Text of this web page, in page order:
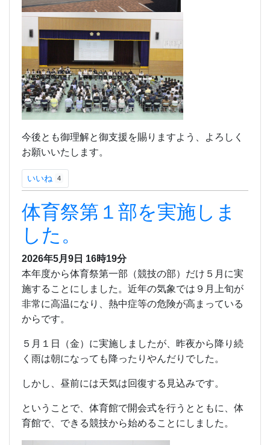
今後とも御理解と御支援を賜りますよう、よろしく
お願いいたします。
いいね 4
体育祭第１部を実施しま
した。
2026年5月9日 16時19分
本年度から体育祭第一部（競技の部）だけ５月に実
施することにしました。近年の気象では９月上旬が
非常に高温になり、熱中症等の危険が高まっている
からです。
５月１日（金）に実施しましたが、昨夜から降り続
く雨は朝になっても降ったりやんだりでした。
しかし、昼前には天気は回復する見込みです。
ということで、体育館で開会式を行うとともに、体
育館で、できる競技から始めることにしました。